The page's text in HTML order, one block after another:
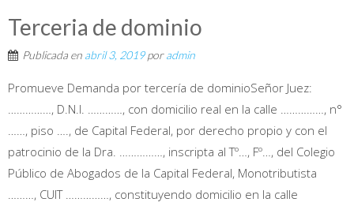
Terceria de dominio
Publicada en abril 3, 2019poradmin
Promueve Demanda por tercería de dominioSeñor Juez:
……………, D.N.I. …………, con domicilio real en la calle ……………, n°
……, piso …., de Capital Federal, por derecho propio y con el
patrocinio de la Dra. ……………, inscripta al Tº…, Fº…, del Colegio
Público de Abogados de la Capital Federal, Monotributista
………, CUIT ……………, constituyendo domicilio en la calle